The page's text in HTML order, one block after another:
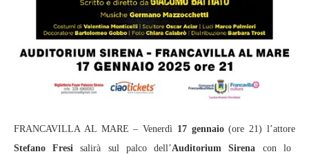
FRANCAVILLA AL MARE – Venerdì 17 gennaio(ore 21) l’attore
Stefano Fresi salirà sul palco dell’Auditorium Sirena con lo